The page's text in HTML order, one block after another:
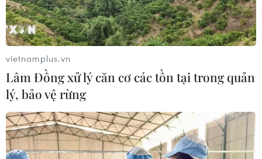
vietnamplus.vn
Lâm Đồng xử lý căn cơ các tồn tại trong quản
lý, bảo vệ rừng